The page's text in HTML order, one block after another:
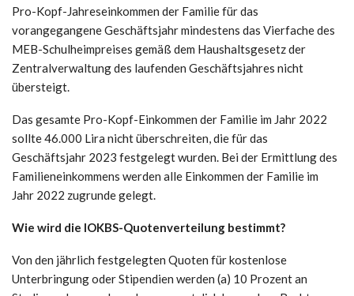
Pro-Kopf-Jahreseinkommen der Familie für das
vorangegangene Geschäftsjahr mindestens das Vierfache des
MEB-Schulheimpreises gemäß dem Haushaltsgesetz der
Zentralverwaltung des laufenden Geschäftsjahres nicht
übersteigt.
Das gesamte Pro-Kopf-Einkommen der Familie im Jahr 2022
sollte 46.000 Lira nicht überschreiten, die für das
Geschäftsjahr 2023 festgelegt wurden. Bei der Ermittlung des
Familieneinkommens werden alle Einkommen der Familie im
Jahr 2022 zugrunde gelegt.
Wie wird die IOKBS-Quotenverteilung bestimmt?
Von den jährlich festgelegten Quoten für kostenlose
Unterbringung oder Stipendien werden (a) 10 Prozent an